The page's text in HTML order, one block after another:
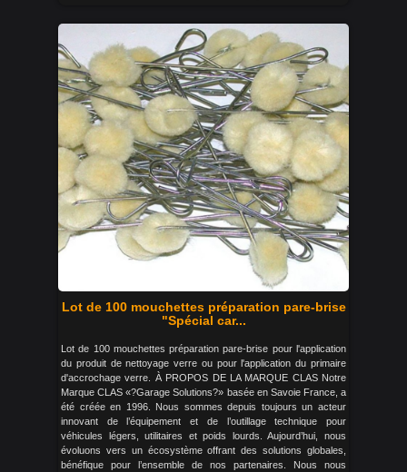
Lot de 100 mouchettes préparation pare-brise
"Spécial car...
Lot de 100 mouchettes préparation pare-brise pour l'application
du produit de nettoyage verre ou pour l'application du primaire
d'accrochage verre. À PROPOS DE LA MARQUE CLAS Notre
Marque CLAS «?Garage Solutions?» basée en Savoie France, a
été créée en 1996. Nous sommes depuis toujours un acteur
innovant de l’équipement et de l’outillage technique pour
véhicules légers, utilitaires et poids lourds. Aujourd’hui, nous
évoluons vers un écosystème offrant des solutions globales,
bénéfique pour l’ensemble de nos partenaires. Nous nous